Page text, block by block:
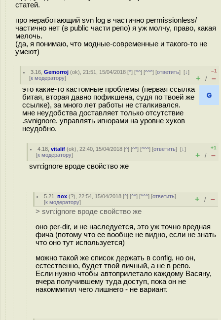
статей.
про неработающий svn log в частично permissionless/
частично нет (в public части репо) я уж молчу, право, какая
мелочь.
(да, я понимаю, что модные-современные и такого-то не
умеют)
3.16 ,Gemorroj (ok), 21:51, 15/04/2018 [^] [^^] [^^^] [ответить][↓]
[к модератору]
–1
+ / –
это какие-то кастомные проблемы (первая ссылка
битая, вторая давно пофикшена, судя по твоей же
ссылке), за много лет работы не сталкивался.
мне неудобства доставляет только отсутствие
.svnignore. управлять игнорами на уровне хуков
неудобно.
4.18 ,vitalif (ok), 22:40, 15/04/2018 [^] [^^] [^^^] [ответить][↓]
[к модератору]
+1
+ / –
svn:ignore вроде свойство же
5.21 ,пох (?), 22:54, 15/04/2018 [^] [^^] [^^^] [ответить]
[к модератору] + / –
> svn:ignore вроде свойство же
оно per-dir, и не наследуется, это уж точно вредная
фича (потому что ее вообще не видно, если не знать
что оно тут используется)
можно такой же список держать в config, но он,
естественно, будет твой личный, а не в репо.
Если нужно чтобы автоприлетало каждому Васяну,
вчера получившему туда доступ, пока он не
накоммитил чего лишнего - не вариант.